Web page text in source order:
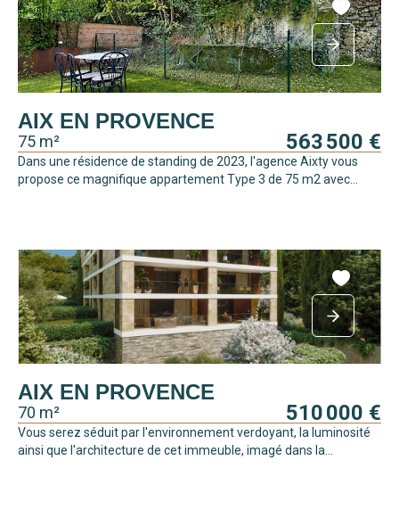
AIX EN PROVENCE
75 m² 563 500 €
Dans une résidence de standing de 2023, l'agence Aixty vous
propose ce magnifique appartement Type 3 de 75 m2 avec...
AIX EN PROVENCE
70 m² 510 000 €
Vous serez séduit par l'environnement verdoyant, la luminosité
ainsi que l'architecture de cet immeuble, imagé dans la...